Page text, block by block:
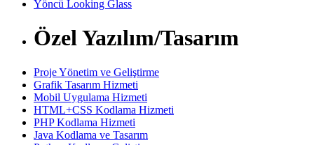
Yöncü Looking Glass
Özel Yazılım/Tasarım
Proje Yönetim ve Geliştirme
Grafik Tasarım Hizmeti
Mobil Uygulama Hizmeti
HTML+CSS Kodlama Hizmeti
PHP Kodlama Hizmeti
Java Kodlama ve Tasarım